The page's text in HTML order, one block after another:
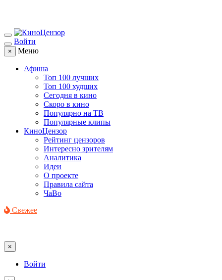
Войти
× Меню
Афиша
Топ 100 лучших
Топ 100 худших
Сегодня в кино
Скоро в кино
Популярно на ТВ
Популярные клипы
КиноЦензор
Рейтинг цензоров
Интересно зрителям
Аналитика
Идеи
О проекте
Правила сайта
ЧаВо
Свежее
×
Войти